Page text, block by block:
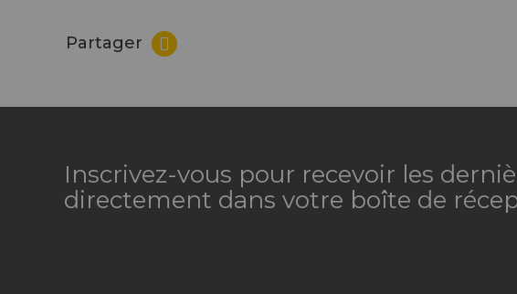
Partager
Inscrivez-vous pour recevoir les
directement dans votre boîte de